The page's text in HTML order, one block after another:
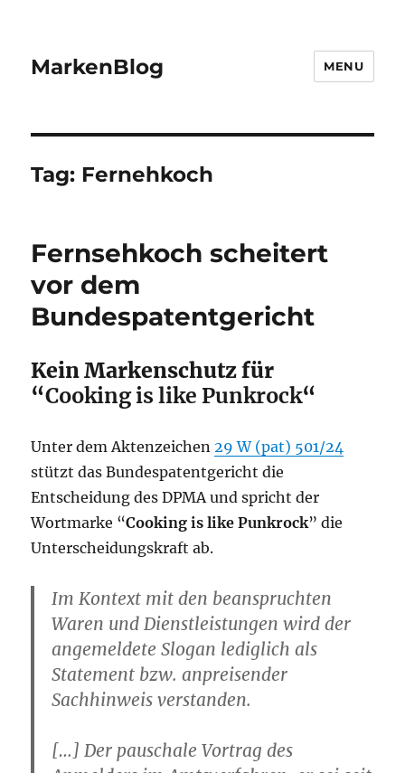
MarkenBlog MENU
Tag: Fernehkoch
Fernsehkoch scheitert
vor dem
Bundespatentgericht
Kein Markenschutz für
“Cooking is like Punkrock“
Unter dem Aktenzeichen29 W (pat) 501/24
stützt das Bundespatentgericht die
Entscheidung des DPMA und spricht der
Wortmarke “Cooking is like Punkrock” die
Unterscheidungskraft ab.
Im Kontext mit den beanspruchten
Waren und Dienstleistungen wird der
angemeldete Slogan lediglich als
Statement bzw. anpreisender
Sachhinweis verstanden.
[…] Der pauschale Vortrag des